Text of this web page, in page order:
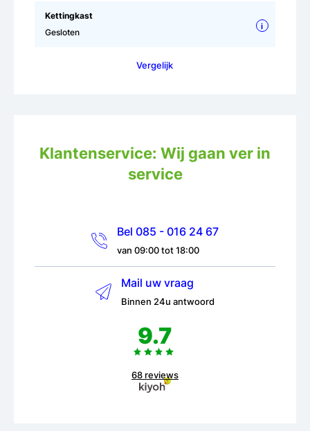
Kettingkast
Gesloten
i
Vergelijk
Klantenservice: Wij gaan ver in
service
Bel 085 - 016 24 67
van 09:00 tot 18:00
Mail uw vraag
Binnen 24u antwoord
9.7
68 reviews